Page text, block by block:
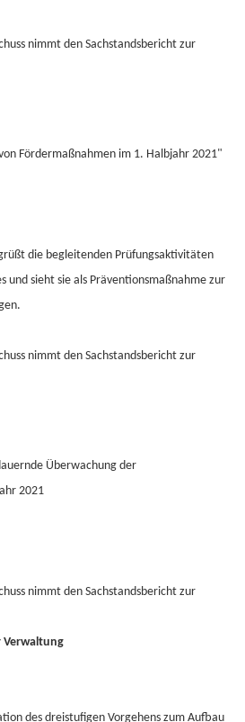
nimmt den Sachstandsbericht zur
Fördermaßnahmen im 1. Halbjahr 2021"
die begleitenden Prüfungsaktivitäten
und sieht sie als Präventionsmaßnahme zur
nimmt den Sachstandsbericht zur
Überwachung der
2021
nimmt den Sachstandsbericht zur
Verwaltung
des dreistufigen Vorgehens zum Aufbau